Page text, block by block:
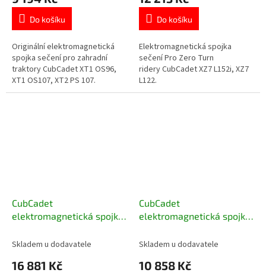
Do košíku
Originální elektromagnetická
spojka sečení pro zahradní
traktory CubCadet XT1 OS96,
XT1 OS107, XT2 PS 107.
Do košíku
Elektromagnetická spojka
sečení Pro Zero Turn
ridery CubCadet XZ7 L152i, XZ7
L122.
CubCadet
elektromagnetická spojka
717-05316B
Skladem u dodavatele
16 881 Kč
CubCadet
elektromagnetická spojka
717-05209
Skladem u dodavatele
10 858 Kč